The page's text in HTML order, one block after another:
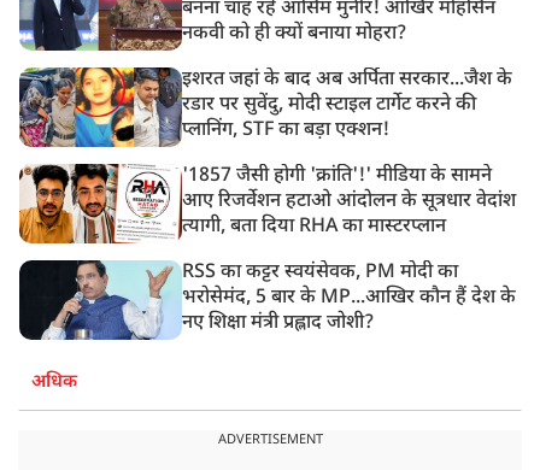
बनना चाह रहे आसिम मुनीर! आखिर मोहसिन
नकवी को ही क्यों बनाया मोहरा?
इशरत जहां के बाद अब अर्पिता सरकार...जैश के
रडार पर सुवेंदु, मोदी स्टाइल टार्गेट करने की
प्लानिंग, STF का बड़ा एक्शन!
'1857 जैसी होगी 'क्रांति'!' मीडिया के सामने
आए रिजर्वेशन हटाओ आंदोलन के सूत्रधार वेदांश
त्यागी, बता दिया RHA का मास्टरप्लान
RSS का कट्टर स्वयंसेवक, PM मोदी का
भरोसेमंद, 5 बार के MP...आखिर कौन हैं देश के
नए शिक्षा मंत्री प्रह्लाद जोशी?
अधिक
ADVERTISEMENT